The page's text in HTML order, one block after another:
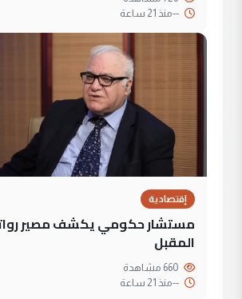
--منذ 21 ساعة
إقتصادية
مستشار حكومي يكشف مصير
المقبل
--منذ 21 ساعة